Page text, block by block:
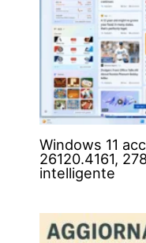
Windows 11
26120.4161,
intelligente